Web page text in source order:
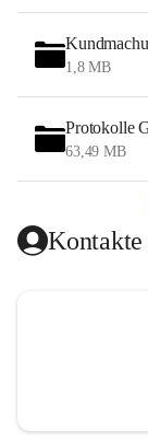
1,8 MB
Protokolle
63,49 MB
Kontakte